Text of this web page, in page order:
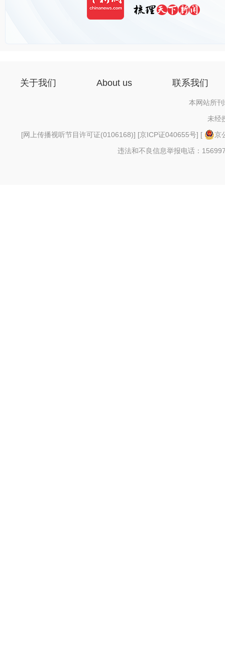
关于我们 About us 联系我们
本网站所
未经
[网上传播视听节目许可证(0106168)] [京ICP证040655号] [
京
违法和不良信息举报电话：